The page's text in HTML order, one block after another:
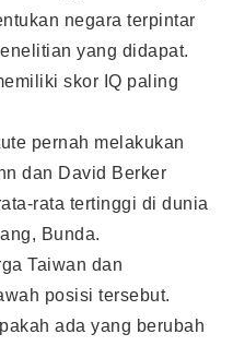
negara terpintar
yang didapat.
skor IQ paling
pernah melakukan
dan David Berker
rata tertinggi di dunia
Bunda.
Taiwan dan
posisi tersebut.
ada yang berubah